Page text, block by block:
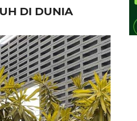
DI DUNIA